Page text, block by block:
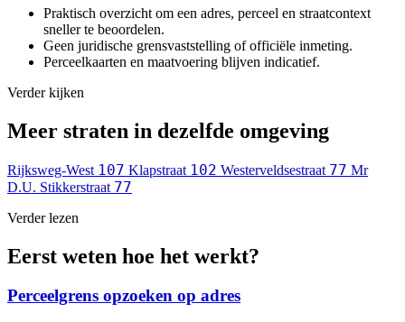
Praktisch overzicht om een adres, perceel en straatcontext
sneller te beoordelen.
Geen juridische grensvaststelling of officiële inmeting.
Perceelkaarten en maatvoering blijven indicatief.
Verder kijken
Meer straten in dezelfde omgeving
Rijksweg-West 107 Klapstraat 102 Westerveldsestraat 77 Mr
D.U. Stikkerstraat 77
Verder lezen
Eerst weten hoe het werkt?
Perceelgrens opzoeken op adres